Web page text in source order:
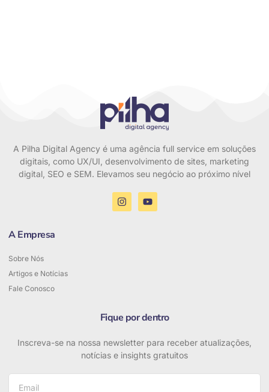
A Pilha Digital Agency é uma agência full service em soluções
digitais, como UX/UI, desenvolvimento de sites, marketing
digital, SEO e SEM. Elevamos seu negócio ao próximo nível
A Empresa
Sobre Nós
Artigos e Notícias
Fale Conosco
Fique por dentro
Inscreva-se na nossa newsletter para receber atualizações,
notícias e insights gratuitos